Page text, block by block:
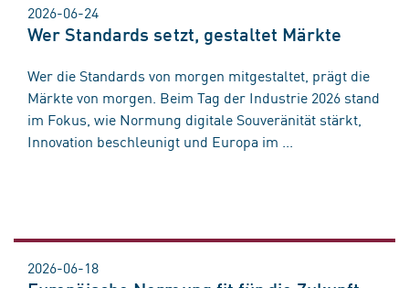
2026-06-24
Wer Standards setzt, gestaltet Märkte
Wer die Standards von morgen mitgestaltet, prägt die
Märkte von morgen. Beim Tag der Industrie 2026 stand
im Fokus, wie Normung digitale Souveränität stärkt,
Innovation beschleunigt und Europa im ...
2026-06-18